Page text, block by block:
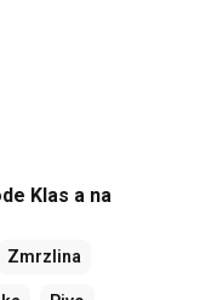
Klas a na
Zmrzlina